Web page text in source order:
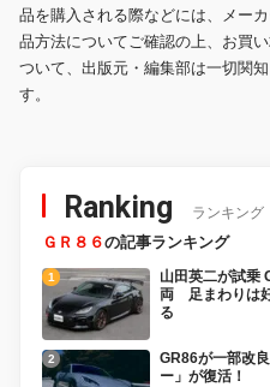
品を購入される際などには、メー
品方法についてご確認の上、お買
ついて、出版元・編集部は一切関
す。
Ranking ランキング
ＧＲ８６の記事ランキング
山田英二が試乗
両 足まわりは
る
GR86が一部改
ー」が復活！